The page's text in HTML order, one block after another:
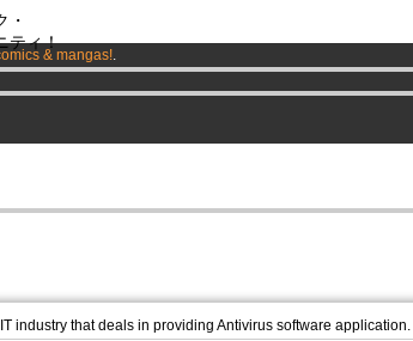
・
ティ！
& mangas!.
per month !Get membership now
industry that deals in providing Antivirus software application.